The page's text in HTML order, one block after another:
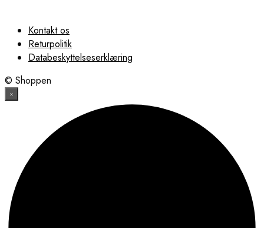
Kontakt os
Returpolitik
Databeskyttelseserklæring
© Shoppen
×